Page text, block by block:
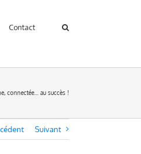
Contact
connectée… au succès !
Suivant